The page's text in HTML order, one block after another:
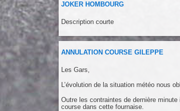
JOKER HOMBOURG
Description courte
ANNULATION COURSE GILEPPE
Les Gars,
L’évolution de la situation météo nous
Outre les contraintes de dernière
course dans cette fournaise.